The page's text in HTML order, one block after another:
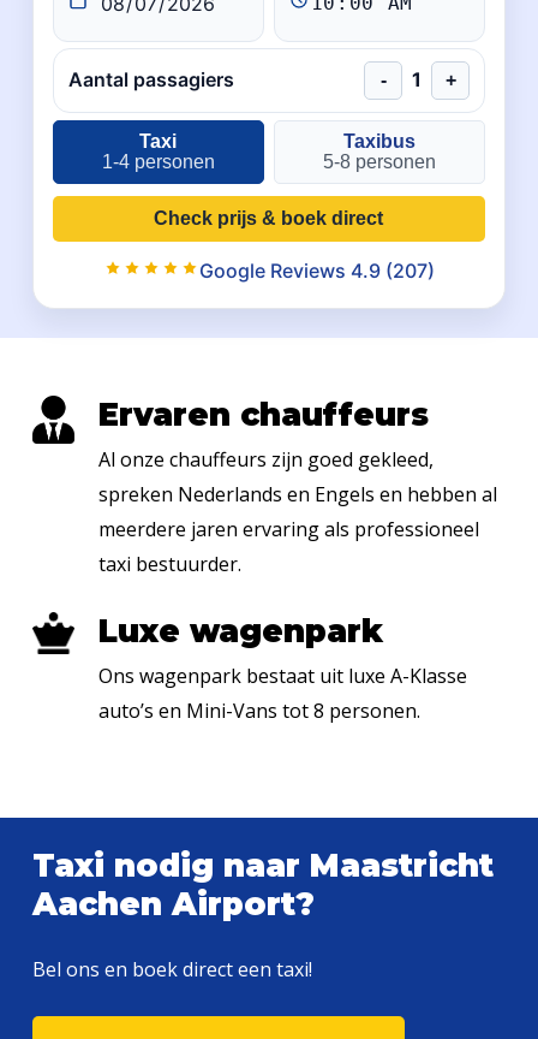
Aantal passagiers - 1 +
Taxi
1-4 personen
Taxibus
5-8 personen
Check prijs & boek direct
Google Reviews 4.9 (207)
Ervaren chauffeurs
Al onze chauffeurs zijn goed gekleed,
spreken Nederlands en Engels en hebben al
meerdere jaren ervaring als professioneel
taxi bestuurder.
Luxe wagenpark
Ons wagenpark bestaat uit luxe A-Klasse
auto’s en Mini-Vans tot 8 personen.
Taxi nodig naar Maastricht
Aachen Airport?
Bel ons en boek direct een taxi!